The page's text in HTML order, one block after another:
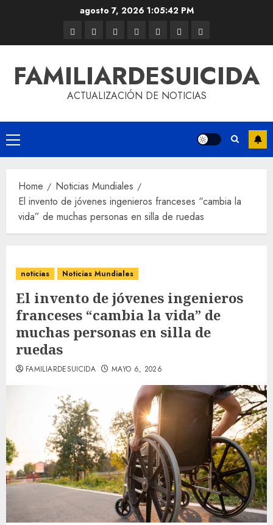
agosto 7, 2026 1:05:43 PM
FAMILIARDESUICIDA
ACTUALIZACIÓN DE NOTICIAS
Home
Noticias Mundiales
El invento de jóvenes ingenieros franceses “cambia la
vida” de muchas personas en silla de ruedas
noticias Noticias Mundiales
El invento de jóvenes ingenieros
franceses “cambia la vida” de
muchas personas en silla de
ruedas
FAMILIARDESUICIDA MAYO 6, 2026